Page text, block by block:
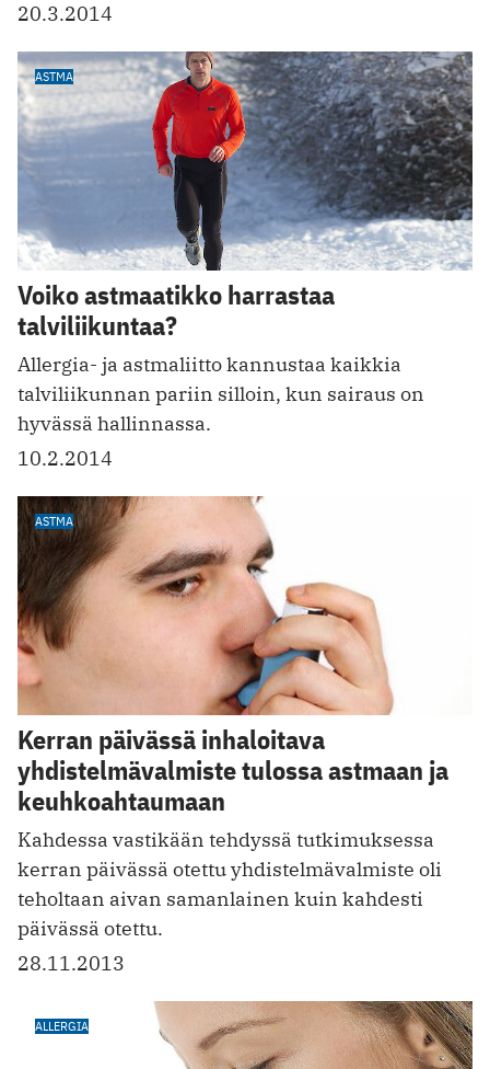
20.3.2014
ASTMA
Voiko astmaatikko harrastaa
talviliikuntaa?
Allergia- ja astmaliitto kannustaa kaikkia
talviliikunnan pariin silloin, kun sairaus on
hyvässä hallinnassa.
10.2.2014
ASTMA
Kerran päivässä inhaloitava
yhdistelmävalmiste tulossa astmaan ja
keuhkoahtaumaan
Kahdessa vastikään tehdyssä tutkimuksessa
kerran päivässä otettu yhdistelmävalmiste oli
teholtaan aivan samanlainen kuin kahdesti
päivässä otettu.
28.11.2013
ALLERGIA